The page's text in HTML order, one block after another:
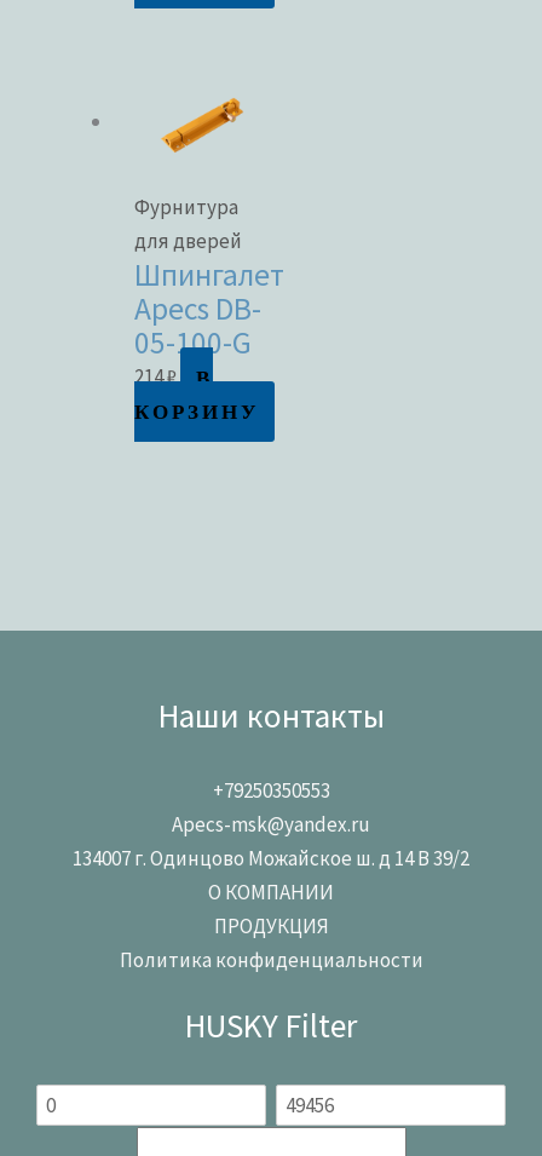
Фурнитура
для дверей
Шпингалет
Apecs DB-
05-100-G
214₽
В
КОРЗИНУ
Наши контакты
+79250350553
Apecs-msk@yandex.ru
134007 г. Одинцово Можайское ш. д 14 В 39/2
О КОМПАНИИ
ПРОДУКЦИЯ
Политика конфиденциальности
HUSKY Filter